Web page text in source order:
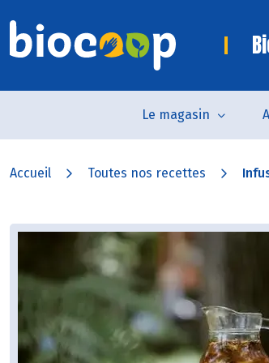
Le magasin
Accueil Toutes nos recettes